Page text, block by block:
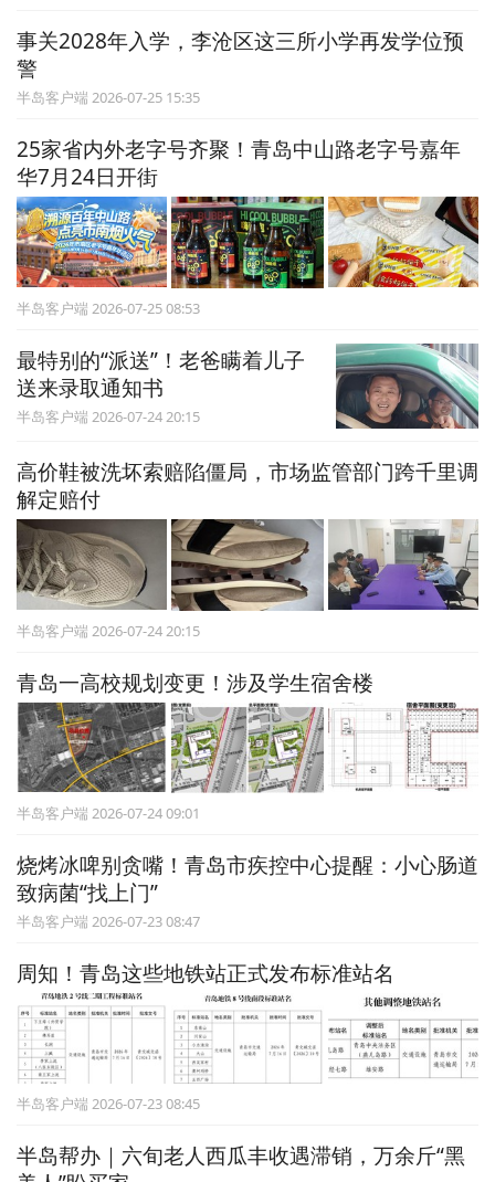
事关2028年入学，李沧区这三所小学再发学位预
警
半岛客户端 2026-07-25 15:35
25家省内外老字号齐聚！青岛中山路老字号嘉年
华7月24日开街
半岛客户端 2026-07-25 08:53
最特别的“派送”！老爸瞒着儿子
送来录取通知书
半岛客户端 2026-07-24 20:15
高价鞋被洗坏索赔陷僵局，市场监管部门跨千里调
解定赔付
半岛客户端 2026-07-24 20:15
青岛一高校规划变更！涉及学生宿舍楼
半岛客户端 2026-07-24 09:01
烧烤冰啤别贪嘴！青岛市疾控中心提醒：小心肠道
致病菌“找上门”
半岛客户端 2026-07-23 08:47
周知！青岛这些地铁站正式发布标准站名
半岛客户端 2026-07-23 08:45
半岛帮办｜六旬老人西瓜丰收遇滞销，万余斤“黑